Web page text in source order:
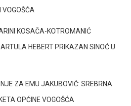
VOGOŠĆA
KOSAČA-KOTROMANIĆ
HEBERT PRIKAZAN SINOĆ U
ZA EMU JAKUBOVIĆ: SREBRNA
OPĆINE VOGOŠĆA